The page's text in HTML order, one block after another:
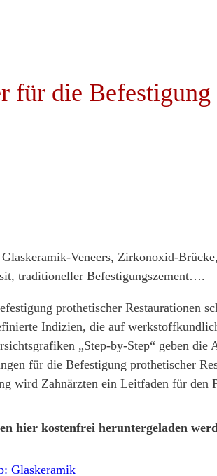
für die
Veneers, Zirkonoxid-
traditioneller Befestigungszement….
prothetischer Restaurationen
Indizien, die auf
„Step-by-Step“ geben
für die Befestigung prothetischer
wird Zahnärzten ein Leitfaden für den
hier kostenfrei heruntergeladen
Glaskeramik